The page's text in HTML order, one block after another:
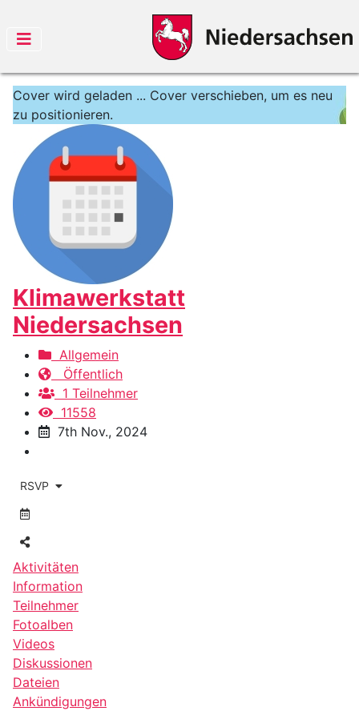
Cover wird geladen ... Cover verschieben, um es neu
zu positionieren.
Klimawerkstatt
Niedersachsen
Allgemein
Öffentlich
1 Teilnehmer
11558
7th Nov., 2024
RSVP
Aktivitäten
Information
Teilnehmer
Fotoalben
Videos
Diskussionen
Dateien
Ankündigungen